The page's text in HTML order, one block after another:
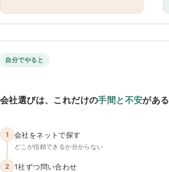
自分でやると
会社選びは、これだけの手間と不安がある
1 会社をネットで探す
どこが信頼できるか分からない
2 1社ずつ問い合わせ